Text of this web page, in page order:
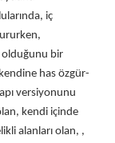
iç
olduğunu bir
has özgür-
versiyonunu
kendi içinde
alanları olan, ,